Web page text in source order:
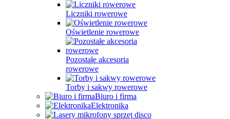
Liczniki rowerowe
Oświetlenie rowerowe
Pozostałe akcesoria
rowerowe
Torby i sakwy rowerowe
Biuro i firma
Elektronika